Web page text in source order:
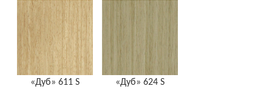
«Дуб» 611 S «Дуб» 624 S